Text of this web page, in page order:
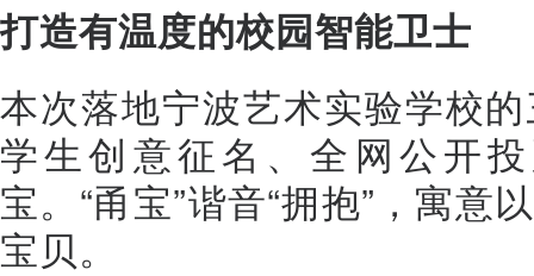
打造有温度的校园智能卫士
本次落地宁波艺术实验学校
学生创意征名、全网公开
宝。“甬宝”谐音“拥抱”，寓意
宝贝。